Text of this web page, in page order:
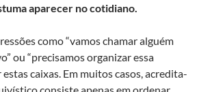
aparecer no cotidiano.
como “vamos chamar alguém
ou “precisamos organizar essa
estas caixas. Em muitos casos, acredita-
consiste apenas em ordenar